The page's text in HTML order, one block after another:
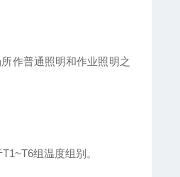
作普通照明和作业照明之
组温度组别。